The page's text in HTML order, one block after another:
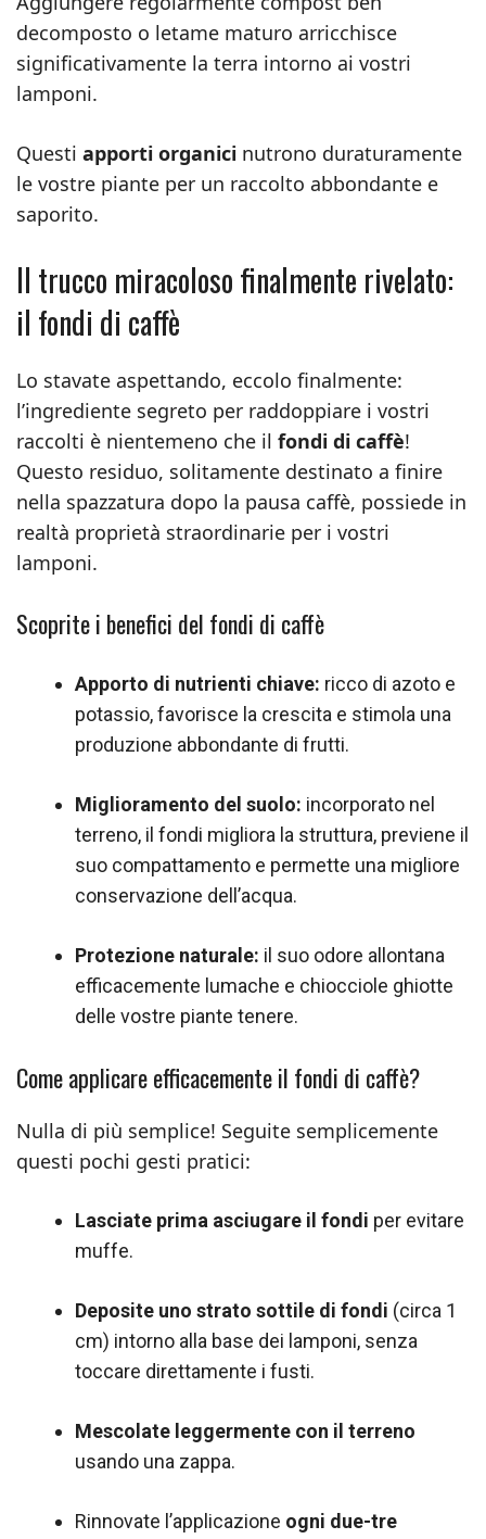
decomposto o letame maturo arricchisce
significativamente la terra intorno ai vostri
lamponi.
Questi apporti organici nutrono duraturamente
le vostre piante per un raccolto abbondante e
saporito.
Il trucco miracoloso finalmente rivelato:
il fondi di caffè
Lo stavate aspettando, eccolo finalmente:
l’ingrediente segreto per raddoppiare i vostri
raccolti è nientemeno che il fondi di caffè!
Questo residuo, solitamente destinato a finire
nella spazzatura dopo la pausa caffè, possiede in
realtà proprietà straordinarie per i vostri
lamponi.
Scoprite i benefici del fondi di caffè
Apporto di nutrienti chiave: ricco di azoto e
potassio, favorisce la crescita e stimola una
produzione abbondante di frutti.
Miglioramento del suolo: incorporato nel
terreno, il fondi migliora la struttura, previene il
suo compattamento e permette una migliore
conservazione dell’acqua.
Protezione naturale: il suo odore allontana
efficacemente lumache e chiocciole ghiotte
delle vostre piante tenere.
Come applicare efficacemente il fondi di caffè?
Nulla di più semplice! Seguite semplicemente
questi pochi gesti pratici:
Lasciate prima asciugare il fondi per evitare
muffe.
Deposite uno strato sottile di fondi (circa 1
cm) intorno alla base dei lamponi, senza
toccare direttamente i fusti.
Mescolate leggermente con il terreno
usando una zappa.
Rinnovate l’applicazione ogni due-tre